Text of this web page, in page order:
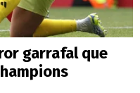
garrafal que